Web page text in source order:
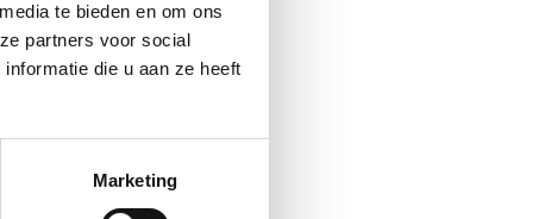
te bieden en om ons
partners voor social
die u aan ze heeft
Marketing